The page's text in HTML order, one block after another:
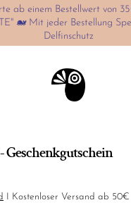
ab einem Bestellwert von
🐋 Mit jeder Bestellung
Delfinschutz
Geschenkgutschein
I Kostenloser Versand ab 50€